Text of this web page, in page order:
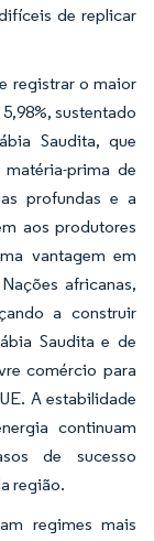
de replicar
registrar o maior
sustentado
Saudita, que
prima de
profundas e a
aos produtores
vantagem em
africanas,
a construir
Saudita e de
comércio para
A estabilidade
continuam
de sucesso
região.
regimes mais